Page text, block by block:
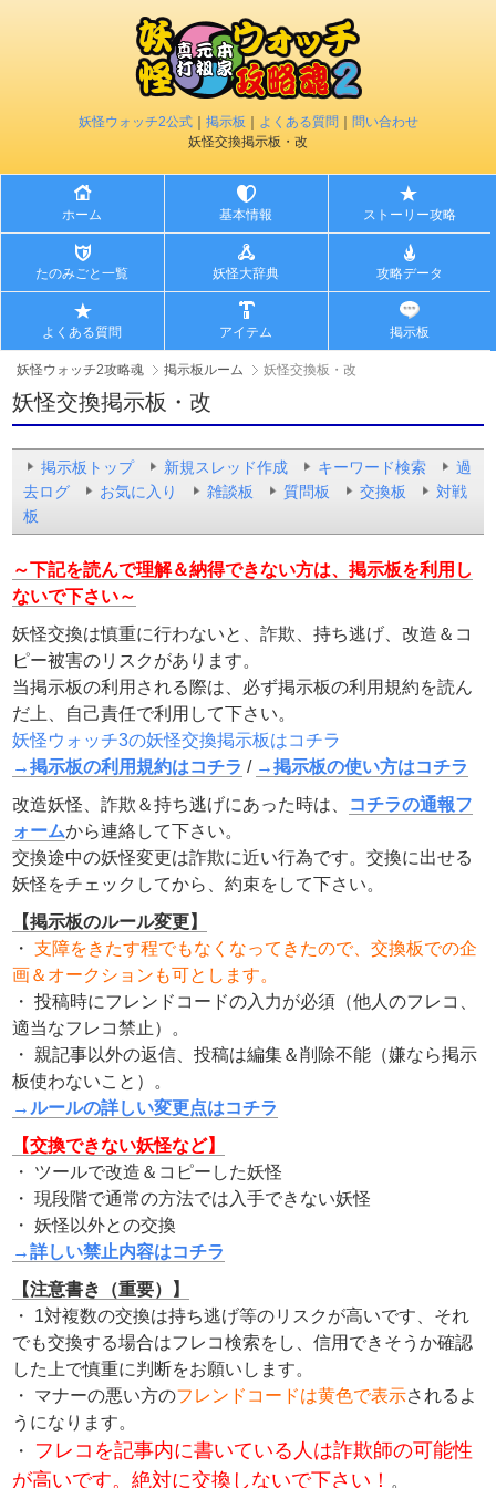
妖怪ウォッチ2公式｜ 掲示板 よくある質問
問い合わせ
妖怪交換掲示板・改
ホーム 基本情報 ストーリー攻略
たのみごと一覧 妖怪大辞典 攻略データ
よくある質問 アイテム 掲示板
妖怪ウォッチ2攻略魂 掲示板ルーム 妖怪交換板・改
妖怪交換掲示板・改
掲示板トップ 新規スレッド作成 キーワード検索
過
去ログ
お気に入り 雑談板 質問板 交換板
対戦
板
～下記を読んで理解＆納得できない方は、掲示板を利用し
ないで下さい～
妖怪交換は慎重に行わないと、詐欺、持ち逃げ、改造＆コ
ピー被害のリスクがあります。
当掲示板の利用される際は、必ず掲示板の利用規約を読ん
だ上、自己責任で利用して下さい。
妖怪ウォッチ3の妖怪交換掲示板はコチラ
→掲示板の利用規約はコチラ / →掲示板の使い方はコチラ
改造妖怪、詐欺＆持ち逃げにあった時は、
コチラの通報フ
ォームから連絡して下さい。
交換途中の妖怪変更は詐欺に近い行為です。交換に出せる
妖怪をチェックしてから、約束をして下さい。
【掲示板のルール変更】
・支障をきたす程でもなくなってきたので、交換板での企
画＆オークションも可とします。
・ 投稿時にフレンドコードの入力が必須（他人のフレコ、
適当なフレコ禁止）。
・ 親記事以外の返信、投稿は編集＆削除不能（嫌なら掲示
板使わないこと）。
→ルールの詳しい変更点はコチラ
【交換できない妖怪など】
・ ツールで改造＆コピーした妖怪
・ 現段階で通常の方法では入手できない妖怪
・ 妖怪以外との交換
→詳しい禁止内容はコチラ
【注意書き（重要）】
・ 1対複数の交換は持ち逃げ等のリスクが高いです、それ
でも交換する場合はフレコ検索をし、信用できそうか確認
した上で慎重に判断をお願いします。
・ マナーの悪い方のフレンドコードは黄色で表示されるよ
うになります。
・
フレコを記事内に書いている人は詐欺師の可能性
が高いです。絶対に交換しないで下さい！ 。